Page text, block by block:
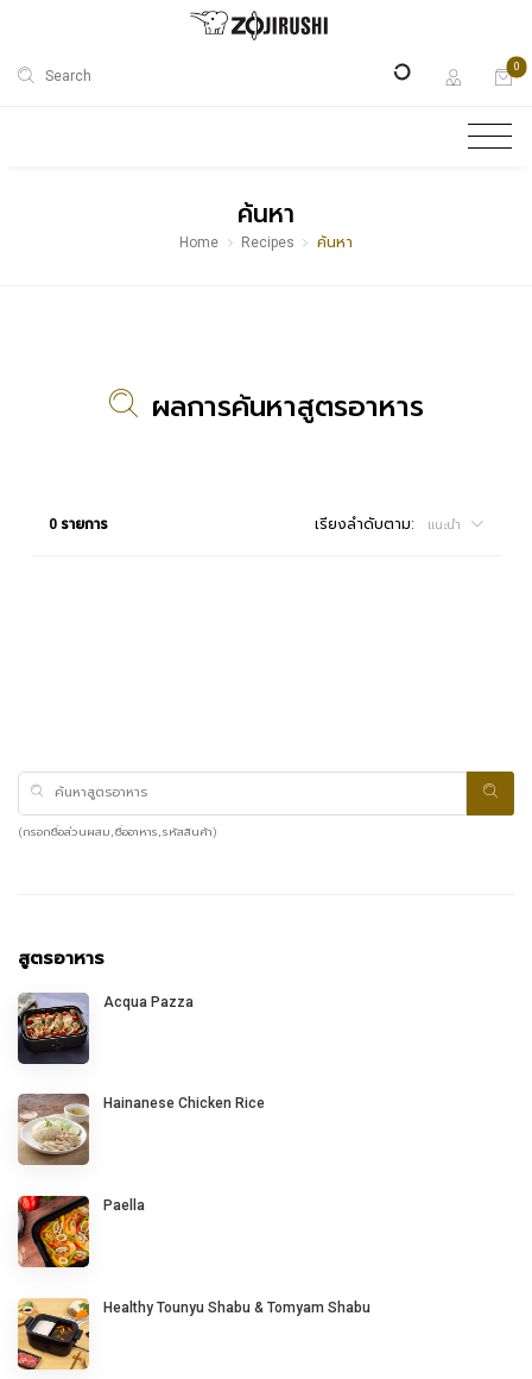
Search
0
ค้นหา
Home Recipes ค้นหา
ผลการค้นหาสูตรอาหาร
0 รายการ เรียงลำดับตาม: แนะนำ
(กรอกชื่อส่วนผสม, ชื่ออาหาร, รหัสสินค้า)
สูตรอาหาร
Acqua Pazza
Hainanese Chicken Rice
Paella
Healthy Tounyu Shabu & Tomyam Shabu